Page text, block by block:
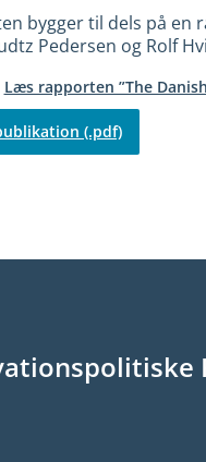
bygger til dels på en
Pedersen og Rolf
Læs rapporten ”The
(.pdf)